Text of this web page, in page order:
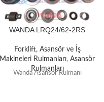
WANDA LRQ24/62-2RS
Forklift, Asansör ve İş
Makineleri Rulmanları, Asansör
Rulmanları
Wanda Asansör Rulmanı